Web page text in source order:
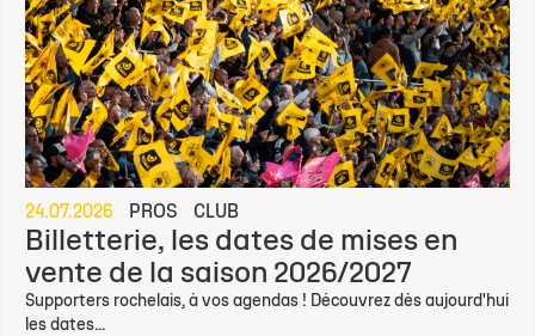
24.07.2026 PROS CLUB
Billetterie, les dates de mises en
vente de la saison 2026/2027
Supporters rochelais, à vos agendas ! Découvrez dès aujourd'hui
les dates...